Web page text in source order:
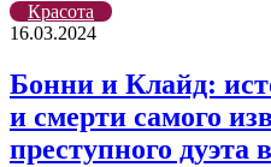
Красота
16.03.2024
Бонни и Клайд:
и смерти самого
преступного дуэта